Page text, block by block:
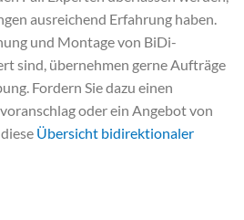
ausreichend Erfahrung haben.
und Montage von BiDi-
sind, übernehmen gerne Aufträge
Fordern Sie dazu einen
oder ein Angebot von
Übersicht bidirektionaler